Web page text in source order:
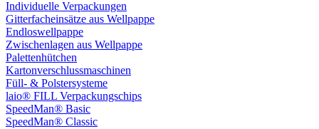
Individuelle Verpackungen
Gitterfacheinsätze aus Wellpappe
Endloswellpappe
Zwischenlagen aus Wellpappe
Palettenhütchen
Kartonverschlussmaschinen
Füll- & Polstersysteme
laio® FILL Verpackungschips
SpeedMan® Basic
SpeedMan® Classic